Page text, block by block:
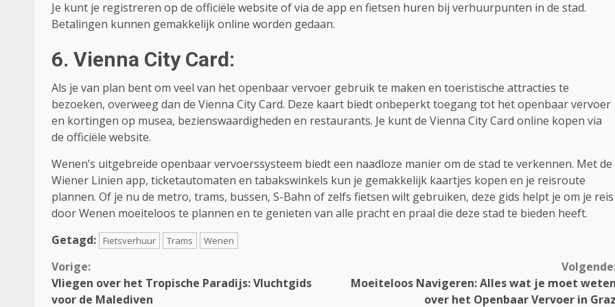
Je kunt je registreren op de officiële website of via de app en fietsen huren bij verhuurpunten in de stad.
Betalingen kunnen gemakkelijk online worden gedaan.
6. Vienna City Card:
Als je van plan bent om veel van het openbaar vervoer gebruik te maken en toeristische attracties te
bezoeken, overweeg dan de Vienna City Card. Deze kaart biedt onbeperkt toegang tot het openbaar vervoer
en kortingen op musea, bezienswaardigheden en restaurants. Je kunt de Vienna City Card online kopen via
de officiële website.
Wenen’s uitgebreide openbaar vervoerssysteem biedt een naadloze manier om de stad te verkennen. Met de
Wiener Linien app, ticketautomaten en tabakswinkels kun je gemakkelijk kaartjes kopen en je reisroute
plannen. Of je nu de metro, trams, bussen, S-Bahn of zelfs fietsen wilt gebruiken, deze gids helpt je om je reis
door Wenen moeiteloos te plannen en te genieten van alle pracht en praal die deze stad te bieden heeft.
Getagd:
Fietsverhuur Trams Wenen
Continue
Reading
Vorige:
Vliegen over het Tropische Paradijs: Vluchtgids
voor de Malediven
Moeiteloos Navigeren: Alles wat je moet weten
over het Openbaar Vervoer in Graz